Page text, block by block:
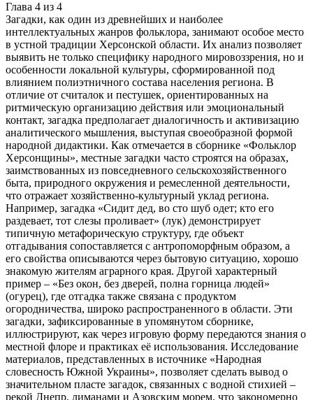
Глава 4 из 4
Загадки, как один из древнейших и наиболее
интеллектуальных жанров фольклора, занимают особое место
в устной традиции Херсонской области. Их анализ позволяет
выявить не только специфику народного мировоззрения, но и
особенности локальной культуры, сформированной под
влиянием полиэтничного состава населения региона. В
отличие от считалок и пестушек, ориентированных на
ритмическую организацию действия или эмоциональный
контакт, загадка предполагает диалогичность и активизацию
аналитического мышления, выступая своеобразной формой
народной дидактики. Как отмечается в сборнике «Фольклор
Херсонщины», местные загадки часто строятся на образах,
заимствованных из повседневного сельскохозяйственного
быта, природного окружения и ремесленной деятельности,
что отражает хозяйственно-культурный уклад региона.
Например, загадка «Сидит дед, во сто шуб одет; кто его
раздевает, тот слезы проливает» (лук) демонстрирует
типичную метафорическую структуру, где объект
отгадывания сопоставляется с антропоморфным образом, а
его свойства описываются через бытовую ситуацию, хорошо
знакомую жителям аграрного края. Другой характерный
пример – «Без окон, без дверей, полна горница людей»
(огурец), где отгадка также связана с продуктом
огородничества, широко распространенного в области. Эти
загадки, зафиксированные в упомянутом сборнике,
иллюстрируют, как через игровую форму передаются знания о
местной флоре и практиках её использования. Исследование
материалов, представленных в источнике «Народная
словесность Южной Украины», позволяет сделать вывод о
значительном пласте загадок, связанных с водной стихией –
рекой Днепр, лиманами и Азовским морем, что закономерно